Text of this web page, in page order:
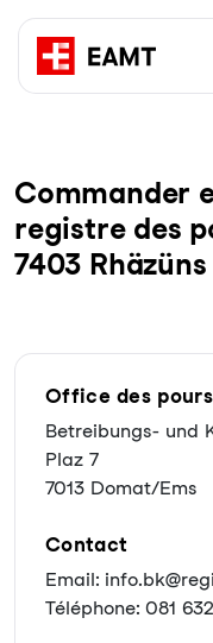
Com­man­der
re­gist­re des
7403 Rhäzüns
Office des
Betreibungs- und
Plaz 7
7013 Domat/Ems
Contact
Email:
Téléphone: 081